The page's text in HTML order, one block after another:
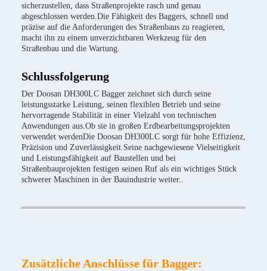
sicherzustellen, dass Straßenprojekte rasch und genau
abgeschlossen werden.Die Fähigkeit des Baggers, schnell und
präzise auf die Anforderungen des Straßenbaus zu reagieren,
macht ihn zu einem unverzichtbaren Werkzeug für den
Straßenbau und die Wartung.
Schlussfolgerung
Der Doosan DH300LC Bagger zeichnet sich durch seine
leistungsstarke Leistung, seinen flexiblen Betrieb und seine
hervorragende Stabilität in einer Vielzahl von technischen
Anwendungen aus.Ob sie in großen Erdbearbeitungsprojekten
verwendet werdenDie Doosan DH300LC sorgt für hohe Effizienz,
Präzision und Zuverlässigkeit.Seine nachgewiesene Vielseitigkeit
und Leistungsfähigkeit auf Baustellen und bei
Straßenbauprojekten festigen seinen Ruf als ein wichtiges Stück
schwerer Maschinen in der Bauindustrie weiter..
Zusätzliche Anschlüsse für Bagger: